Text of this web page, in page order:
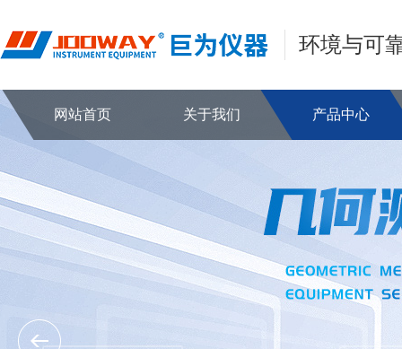
环境与可
网站首页 关于我们 产品中心